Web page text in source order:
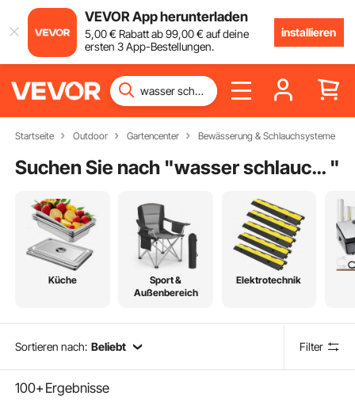
VEVOR App herunterladen
5,00€ Rabatt ab99,00€ auf deine
ersten 3 App-Bestellungen.
installieren
Startseite Outdoor Gartencenter Bewässerung & Schlauchsysteme
Suchen Sie nach " wasser schlauchaufroller "
Küche
Sport &
Außenbereich
Elektrotechnik
Sortieren nach: Beliebt Filter
100+Ergebnisse